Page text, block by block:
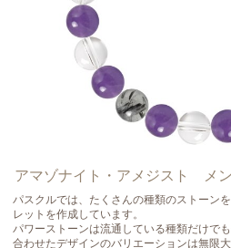
アマゾナイト・アメジスト メ
パスクルでは、たくさんの種類のストーン
レットを作成しています。
パワーストーンは流通している種類だけで
合わせたデザインのバリエーションは無限大